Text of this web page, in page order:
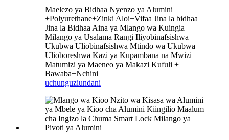
Maelezo ya Bidhaa Nyenzo ya Alumini
+Polyurethane+Zinki Aloi+Vifaa Jina la bidhaa
Jina la Bidhaa Aina ya Mlango wa Kuingia
Milango ya Usalama Rangi Iliyobinafsishwa
Ukubwa Uliobinafsishwa Mtindo wa Ukubwa
Ulioboreshwa Kazi ya Kupambana na Mwizi
Matumizi ya Maeneo ya Makazi Kufuli +
Bawaba+Nchini
uchunguziundani